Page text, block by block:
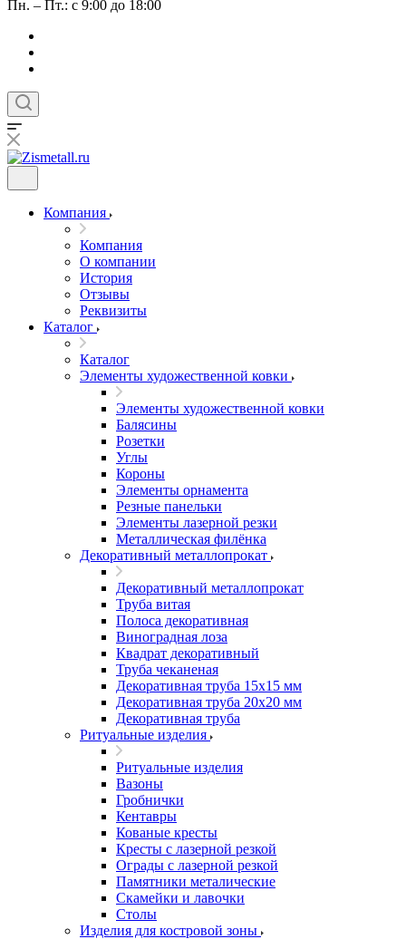
Пн. – Пт.: с 9:00 до 18:00
Компания
Компания
О компании
История
Отзывы
Реквизиты
Каталог
Каталог
Элементы художественной ковки
Элементы художественной ковки
Балясины
Розетки
Углы
Короны
Элементы орнамента
Резные панельки
Элементы лазерной резки
Металлическая филёнка
Декоративный металлопрокат
Декоративный металлопрокат
Труба витая
Полоса декоративная
Виноградная лоза
Квадрат декоративный
Труба чеканеная
Декоративная труба 15х15 мм
Декоративная труба 20х20 мм
Декоративная труба
Ритуальные изделия
Ритуальные изделия
Вазоны
Гробнички
Кентавры
Кованые кресты
Кресты с лазерной резкой
Ограды с лазерной резкой
Памятники металические
Скамейки и лавочки
Столы
Изделия для костровой зоны